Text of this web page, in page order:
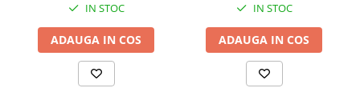
IN STOC
ADAUGA IN COS
IN STOC
ADAUGA IN COS